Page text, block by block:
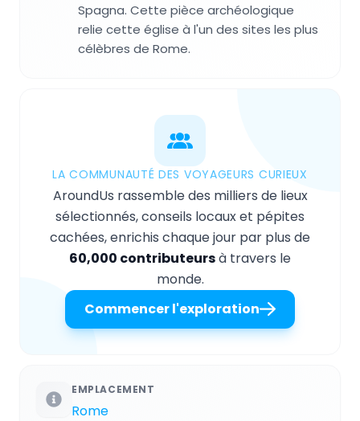
Spagna. Cette pièce archéologique
relie cette église à l'un des sites les plus
célèbres de Rome.
LA COMMUNAUTÉ DES VOYAGEURS CURIEUX
AroundUs rassemble des milliers de lieux
sélectionnés, conseils locaux et pépites
cachées, enrichis chaque jour par plus de
60,000 contributeursà travers le
monde.
Commencer l'exploration
EMPLACEMENT
Rome